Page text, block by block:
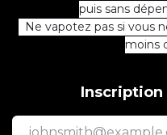
puis sans
Ne vapotez pas si vous
moins
Inscription